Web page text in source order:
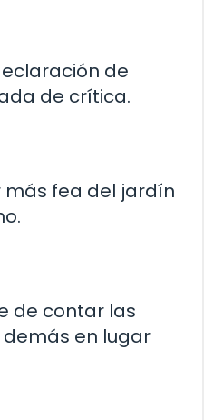
de
de crítica.
más fea del jardín
de contar las
en lugar